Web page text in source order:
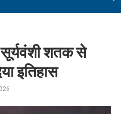
शतक से
इतिहास